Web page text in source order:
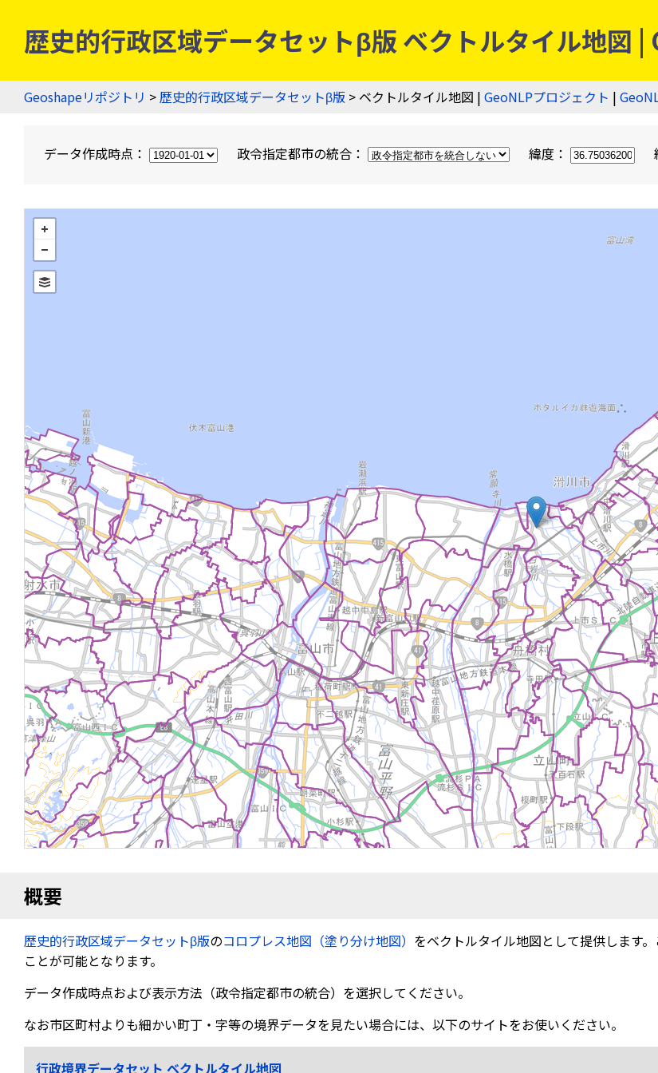
歴史的行政区域データセットβ版 ベクトルタイル地図
Geoshapeリポジトリ >歴史的行政区域データセットβ版 > ベクトルタイル地図 | GeoNLPプロジェクト |
データ作成時点： 政令指定都市の統合： 緯度：
概要
歴史的行政区域データセットβ版のコロプレス地図（塗り分け地図） をベクトルタイル地図として提供します
ことが可能となります。
データ作成時点および表示方法（政令指定都市の統合）を選択してください。
なお市区町村よりも細かい町丁・字等の境界データを見たい場合には、以下のサイトをお使いください。
行政境界データセット ベクトルタイル地図